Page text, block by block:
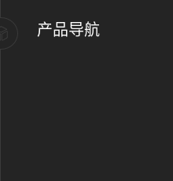
产品导航